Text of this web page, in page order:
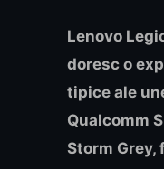
Lenovo
doresc o
tipice ale
Qualcomm
Storm